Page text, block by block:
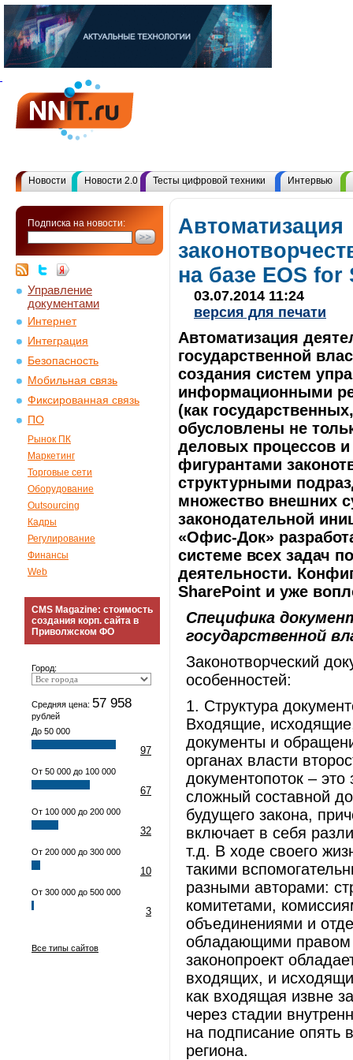
Новости Новости 2.0 Тесты цифровой техники Интервью
Подписка на новости:
Управление
документами
Интернет
Интеграция
Безопасность
Мобильная связь
Фиксированная связь
ПО
Рынок ПК
Маркетинг
Торговые сети
Оборудование
Outsourcing
Кадры
Регулирование
Финансы
Web
CMS Magazine: стоимость
создания корп. сайта в
Приволжском ФО
Город:
Средняя цена: 57 958
рублей
До 50 000
97
От 50 000 до 100 000
67
От 100 000 до 200 000
32
От 200 000 до 300 000
10
От 300 000 до 500 000
3
Все типы сайтов
Автоматизация
на базе EOS for
03.07.2014 11:24
версия для печати
Автоматизация
государственной
создания систем
информационными
(как
обусловлены не
деловых процессов
фигурантами
структурными
множество внешних
законодательной
«Офис-Док»
системе всех задач
деятельности.
SharePoint и уже
Специфика
государственной
Законотворческий
особенностей:
1. Структура
Входящие,
документы и
органах власти
документопоток –
сложный составной
будущего закона,
включает в себя
т.д. В ходе своего
такими
разными авторами:
комитетами,
объединениями и
обладающими правом
законопроект
входящих, и
как входящая извне
через стадии
на подписание опять
региона.